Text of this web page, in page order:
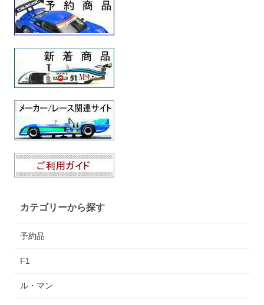
カテゴリーから探す
予約品
F1
ル・マン